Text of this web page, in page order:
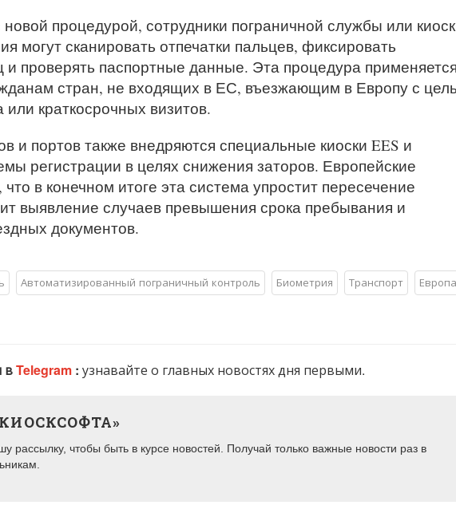
новой процедурой, сотрудники пограничной службы или
могут сканировать отпечатки пальцев, фиксировать
и проверять паспортные данные. Эта процедура
стран, не входящих в ЕС, въезжающим в Европу с
или краткосрочных визитов.
и портов также внедряются специальные киоски EES и
регистрации в целях снижения заторов. Европейские
что в конечном итоге эта система упростит пересечение
выявление случаев превышения срока пребывания и
документов.
Автоматизированный пограничный контроль Биометрия Транспорт
Европа
вTelegram : узнавайте о главных новостях дня первыми.
рассылку, чтобы быть в курсе новостей. Получай только важные новости раз в